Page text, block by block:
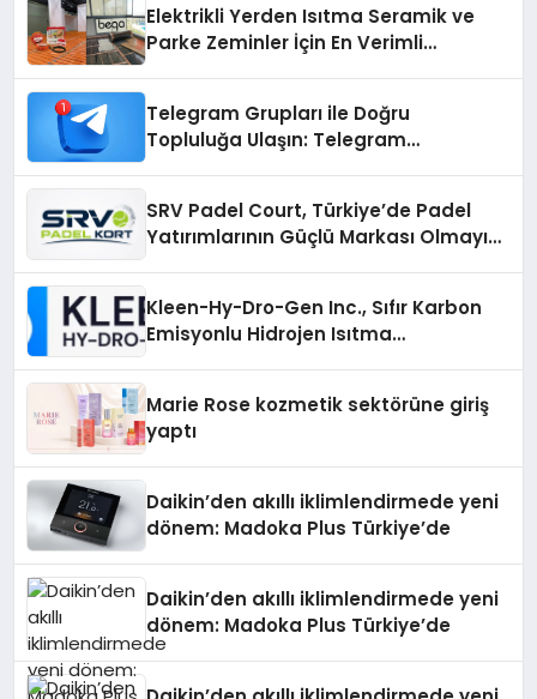
Elektrikli Yerden Isıtma Seramik ve
Parke Zeminler İçin En Verimli
Telegram Grupları ile Doğru
Topluluğa Ulaşın: Telegram
SRV Padel Court, Türkiye’de Padel
Yatırımlarının Güçlü Markası Olmayı
Kleen-Hy-Dro-Gen Inc., Sıfır Karbon
Emisyonlu Hidrojen Isıtma
Marie Rose kozmetik sektörüne giriş
yaptı
Daikin’den akıllı iklimlendirmede yeni
dönem: Madoka Plus Türkiye’de
Daikin’den akıllı iklimlendirmede yeni
dönem: Madoka Plus Türkiye’de